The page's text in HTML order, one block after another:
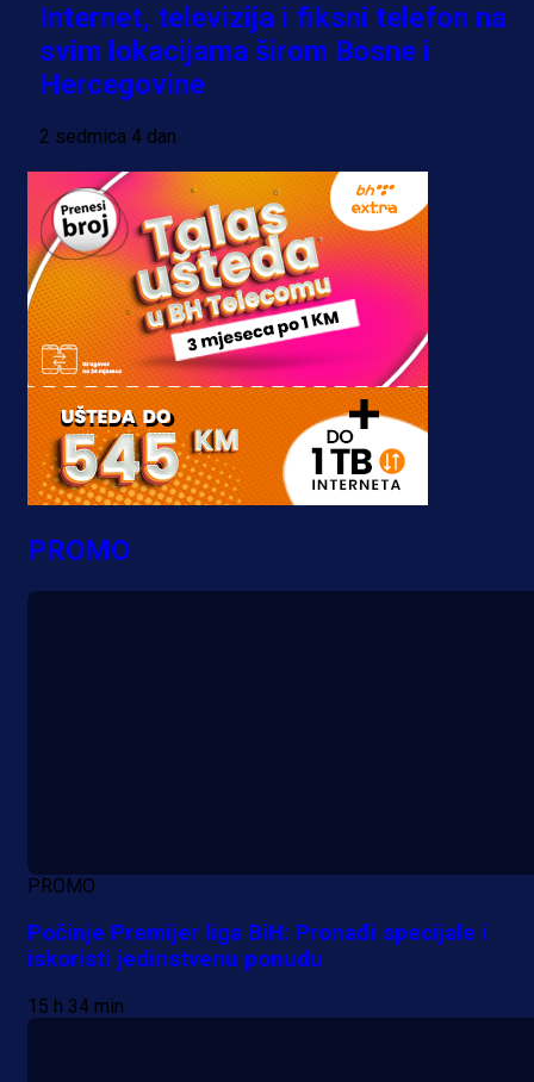
Internet, televizija i fiksni telefon na
svim lokacijama širom Bosne i
Hercegovine
2 sedmica 4 dan
PROMO
PROMO
Počinje Premijer liga BiH: Pronađi specijale i
iskoristi jedinstvenu ponudu
15 h 34 min